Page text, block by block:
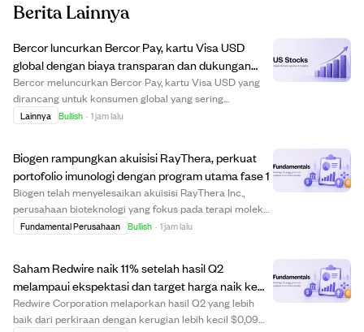
Berita Lainnya
Bercor luncurkan Bercor Pay, kartu Visa USD
global dengan biaya transparan dan dukungan
Apple/Google Pay.
Bercor meluncurkan Bercor Pay, kartu Visa USD yang
dirancang untuk konsumen global yang sering
bertransaksi lintas negara. Diluncurkan pada 29 Juli
Lainnya Bullish · 1 jam lalu
Biogen rampungkan akuisisi RayThera, perkuat
portofolio imunologi dengan program utama fase 1
Biogen telah menyelesaikan akuisisi RayThera Inc.,
perusahaan bioteknologi yang fokus pada terapi molekul
kecil di bidang imunologi. Akuisisi ini memperkuat
Fundamental Perusahaan Bullish · 1 jam lalu
Saham Redwire naik 11% setelah hasil Q2
melampaui ekspektasi dan target harga naik ke
$16.
Redwire Corporation melaporkan hasil Q2 yang lebih
baik dari perkiraan dengan kerugian lebih kecil $0,09